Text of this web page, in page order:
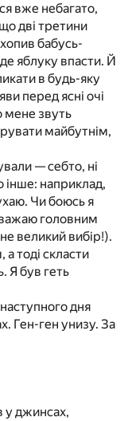
вже небагато,
дві третини
бабусь-
яблуку впасти. Й
в будь-яку
перед ясні очі
мене звуть
майбутнім,
— себто, ні
інше: наприклад,
Чи боюсь я
головним
великий вибір!).
тоді скласти
Я був геть
дня
Ген-ген унизу. За
у джинсах,